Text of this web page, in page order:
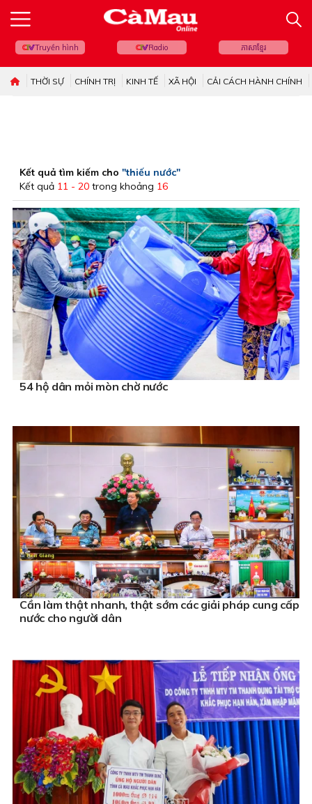
Truyền hình Radio ភាសាខ្មែរ
THỜI SỰ CHÍNH TRỊ KINH TẾ XÃ HỘI CẢI CÁCH HÀNH CHÍNH
Kết quả tìm kiếm cho "thiếu nước"
Kết quả 11 - 20 trong khoảng 16
54 hộ dân mỏi mòn chờ nước
Cần làm thật nhanh, thật sớm các giải pháp cung cấp
nước cho người dân